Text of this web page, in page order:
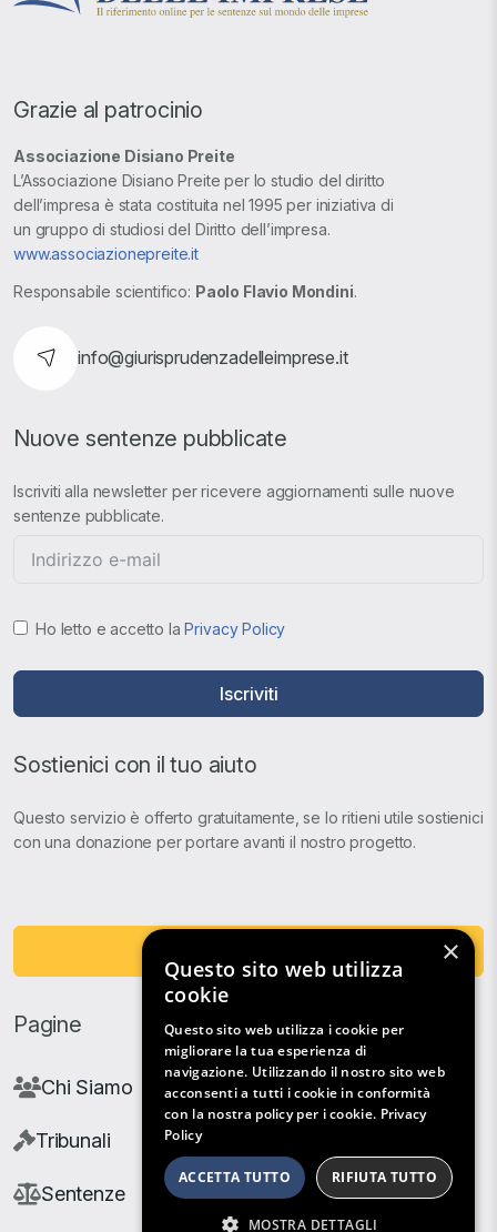
Grazie al patrocinio
Associazione Disiano Preite
L’Associazione Disiano Preite per lo studio del diritto
dell’impresa è stata costituita nel 1995 per iniziativa di
un gruppo di studiosi del Diritto dell’impresa.
www.associazionepreite.it
Responsabile scientifico: Paolo Flavio Mondini.
info@giurisprudenzadelleimprese.it
Nuove sentenze pubblicate
Iscriviti alla newsletter per ricevere aggiornamenti sulle nuove
sentenze pubblicate.
Ho letto e accetto laPrivacy Policy
Iscriviti
Sostienici con il tuo aiuto
Questo servizio è offerto gratuitamente, se lo ritieni utile sostienici
con una donazione per portare avanti il nostro progetto.
Pagine
Chi Siamo
Tribunali
Sentenze
×
Questo sito web utilizza
cookie
Questo sito web utilizza i cookie per
migliorare la tua esperienza di
navigazione. Utilizzando il nostro sito web
acconsenti a tutti i cookie in conformità
con la nostra policy per i cookie. Privacy
Policy
ACCETTA TUTTO RIFIUTA TUTTO
MOSTRA DETTAGLI